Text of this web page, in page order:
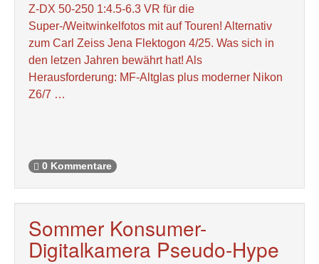
Z-DX 50-250 1:4.5-6.3 VR für die
Super-/Weitwinkelfotos mit auf Touren! Alternativ
zum Carl Zeiss Jena Flektogon 4/25. Was sich in
den letzen Jahren bewährt hat! Als
Herausforderung: MF-Altglas plus moderner Nikon
Z6/7 …
0 Kommentare
Sommer Konsumer-
Digitalkamera Pseudo-Hype